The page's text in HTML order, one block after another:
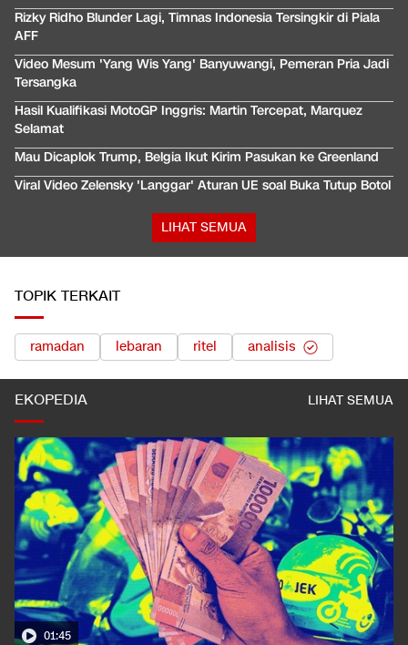
Rizky Ridho Blunder Lagi, Timnas Indonesia Tersingkir di Piala
AFF
Video Mesum 'Yang Wis Yang' Banyuwangi, Pemeran Pria Jadi
Tersangka
Hasil Kualifikasi MotoGP Inggris: Martin Tercepat, Marquez
Selamat
Mau Dicaplok Trump, Belgia Ikut Kirim Pasukan ke Greenland
Viral Video Zelensky 'Langgar' Aturan UE soal Buka Tutup Botol
LIHAT SEMUA
TOPIK TERKAIT
ramadan lebaran ritel analisis
EKOPEDIA LIHAT SEMUA
01:35